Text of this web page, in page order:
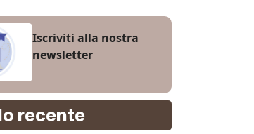
Iscriviti alla nostra
newsletter
recente